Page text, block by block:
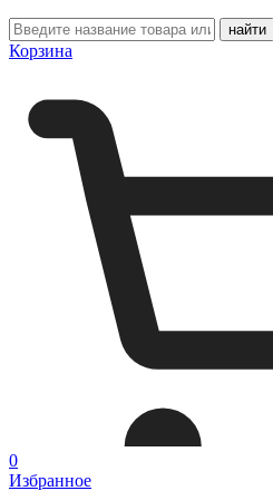
Корзина
0
Избранное